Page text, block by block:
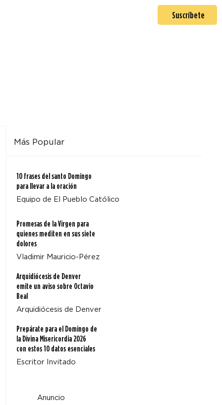
Suscríbete
Más Popular
10 frases del santo Domingo
para llevar a la oración
Equipo de El Pueblo Católico
Promesas de la Virgen para
quienes mediten en sus siete
dolores
Vladimir Mauricio-Pérez
Arquidiócesis de Denver
emite un aviso sobre Octavio
Beal
Arquidiócesis de Denver
Prepárate para el Domingo de
la Divina Misericordia 2026
con estos 10 datos esenciales
Escritor Invitado
Anuncio